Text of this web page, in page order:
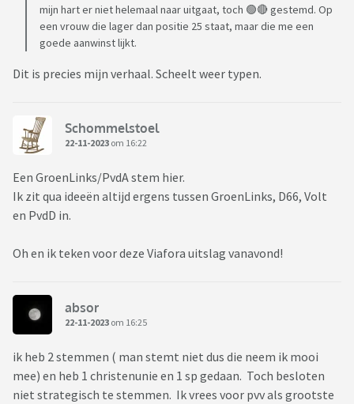
mijn hart er niet helemaal naar uitgaat, toch 🟢🔴 gestemd. Op
een vrouw die lager dan positie 25 staat, maar die me een
goede aanwinst lijkt.
Dit is precies mijn verhaal. Scheelt weer typen.
Schommelstoel
22-11-2023 om 16:22
Een GroenLinks/PvdA stem hier.
Ik zit qua ideeën altijd ergens tussen GroenLinks, D66, Volt
en PvdD in.
Oh en ik teken voor deze Viafora uitslag vanavond!
absor
22-11-2023 om 16:25
ik heb 2 stemmen ( man stemt niet dus die neem ik mooi
mee) en heb 1 christenunie en 1 sp gedaan. Toch besloten
niet strategisch te stemmen. Ik vrees voor pvv als grootste